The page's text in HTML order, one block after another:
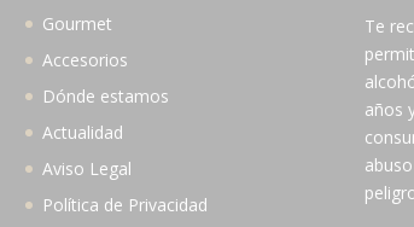
Gourmet
Accesorios
Dónde estamos
Actualidad
Aviso Legal
Política de Privacidad
Te
años